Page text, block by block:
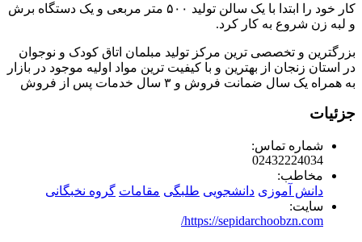
کار خود را ابتدا با یک سالن تولید ۵۰۰ متر مربعی و یک دستگاه برش
و لبه زن شروع به کار کرد.
بزرگترین و تخصصی ترین مرکز تولید مبلمان اتاق کودک و نوجوان
در استان زنجان از بهترین و با کیفیت ترین مواد اولیه موجود در بازار
به همراه یک سال ضمانت فروش و ۳ سال خدمات پس از فروش
جزئیات
شماره تماس:
02432224034
مخاطب:
دانش آموزی دانشجویی طلبگی مقامات گروه نخبگانی
سایت:
https://sepidarchoobzn.com/